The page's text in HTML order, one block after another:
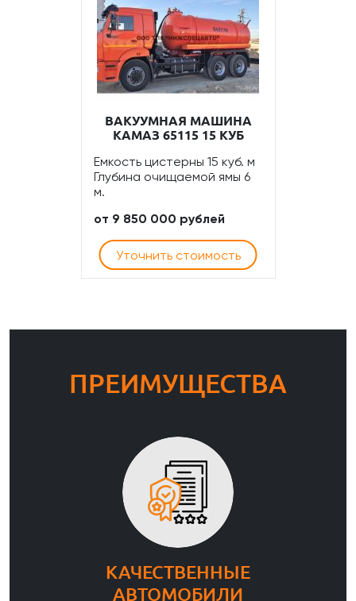
ВАКУУМНАЯ МАШИНА
КАМАЗ 65115 15 КУБ
Емкость цистерны 15 куб. м
Глубина очищаемой ямы 6
м.
от 9 850 000 рублей
Уточнить стоимость
ПРЕИМУЩЕСТВА
КАЧЕСТВЕННЫЕ
АВТОМОБИЛИ